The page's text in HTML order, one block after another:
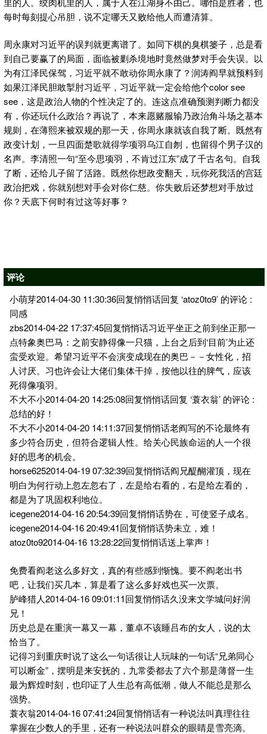
每时每刻提心吊胆，说不定哪天又败给他人而遭清算。
周永康对习近平的误判就更离谱了。如同下棋的臭棋篓子，总是看
到自己要赢了的局面，面临被剿杀境地时竟然做梦对手会失误。以
为有江泽民保驾，习近平就不敢动你周永康了？润涛阎早就预料到
如果江泽民胆敢掣肘习近平，习近平就一定会给他个color see
see，这是政治人物的个性决定了的。连这点准确预测判断力都没
有，你还玩什么政治？再说了，本来愿赌服输乃政治角斗场之基本
规则，在薄熙来被双规的那一天，你周永康就该自我了断。既然有
政变计划，一旦四面楚歌就得学项羽乌江自刎，也留得个男子汉的
名声。李清照一句“至今思项羽，不肯过江东”成了千古名句。自我
了断，还给儿子留了活路。既然你想政变翻天，玩你死我活的宫廷
政治把戏，你就别想对手会对你仁慈。你失败后还梦想对手放过
你？天底下何时有过这等好事？
评论
小萌芽2014-04-30 11:30:36回复悄悄话回复 ‘atoz0to9’ 的评论 :
同感
zbs2014-04-22 17:37:45回复悄悄话习近平坐正之前到坐正那一
点特象奥巴马：之前安静得像一只猫，上台之后到‘目前’为止还
蛮受欢迎。希望习近平不会演变成现在的奥巴－－女性化，招
人讨厌。习也许会让大佬们集体干掉，按他以往的脾气，应该
死得像项羽。
不大不小2014-04-20 14:25:08回复悄悄话回复 ‘蓑衣翁’ 的评论 :
总结的好！
不大不小2014-04-20 14:11:37回复悄悄话老阎写的不论最终有
多少符合历史，但符合逻辑人性。给关心民族命运的人一个很
好的思考的机会。
horse6252014-04-19 07:32:39回复悄悄话阎兄醍醐灌顶，现在
明白为何行动上忽左忽右了，左是给右看的，右是给左看的，
都是为了巩固权利地位。
icegene2014-04-16 20:54:39回复悄悄话势在，可使竖子成名。
icegene2014-04-16 20:49:41回复悄悄话势未立，难！
atoz0to92014-04-16 13:28:22回复悄悄话送上掌声！
免费看阎老这么多好文，真的有些感到惭愧。要不阎老出书
吧，让我们买几本，算是看了这么多好戏也买一次票。
胪峰猎人2014-04-16 09:01:11回复悄悄话久没来文学城问好润
兄！
历史总是在重演一幕又一幕，董卓不该睡吕布的女人，说的太
恰当了。
记得习到重庆时说了这么一句话很让人玩味的一句话“兄弟同心
可以断金”，摆明是来安抚的，九常委都去了六个那是薄督一生
最为辉煌时刻，也印证了人生总有高低潮，做人不能总是那么
强势。
蓑衣翁2014-04-16 07:41:24回复悄悄话有一种说法叫真理往往
掌握在少数人的手里，还有一种说法叫群众的眼睛是雪亮滴。